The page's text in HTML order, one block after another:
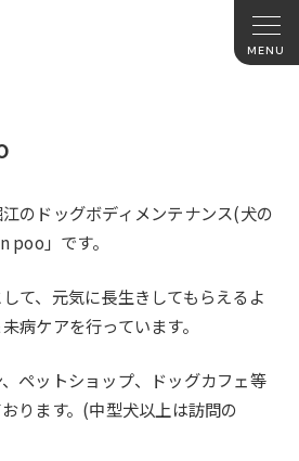
のドッグボディメンテナンス(犬の
poo」です。
て、 元気に長生きしてもらえるよ
未病ケアを行っています。
ペットショップ、
ドッグカフェ等
ります。(中型犬以上は訪問の